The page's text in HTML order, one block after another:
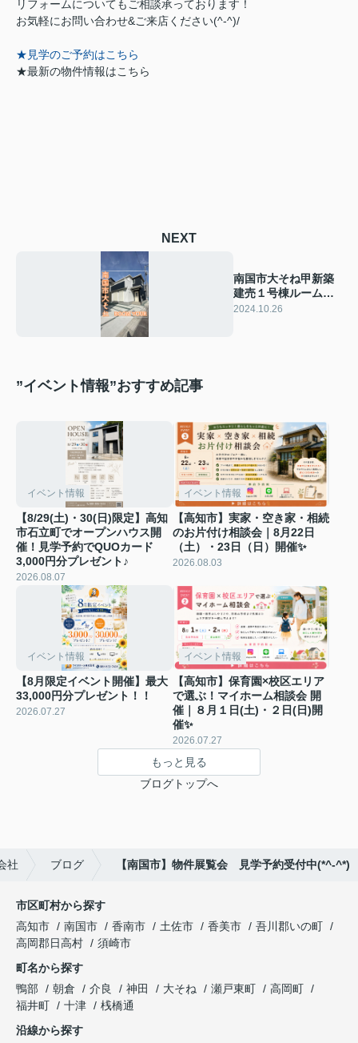
リフォームについてもご相談承っております！
お気軽にお問い合わせ&ご来店ください‍(^-^)/
★見学のご予約はこちら
★最新の物件情報はこちら
NEXT
南国市大そね甲新築
建売１号棟ルームツ
アー
2024.10.26
”イベント情報”おすすめ記事
イベント情報
【8/29(土)・30(日)限定】高知
市石立町でオープンハウス開
催！見学予約でQUOカード
3,000円分プレゼント♪
2026.08.07
イベント情報
【高知市】実家・空き家・相続
のお片付け相談会｜8月22日
（土）・23日（日）開催✨
2026.08.03
イベント情報
【8月限定イベント開催】最大
33,000円分プレゼント！！
2026.07.27
イベント情報
【高知市】保育園×校区エリア
で選ぶ！マイホーム相談会 開
催｜８月１日(土)・２日(日)開
催✨
2026.07.27
もっと見る
ブログトップへ
社 ブログ 【南国市】物件展覧会 見学予約受付中(*^-^*)
市区町村から探す
高知市
南国市 香南市 土佐市 香美市
吾川郡いの町
高岡郡日高村
須崎市
町名から探す
鴨部
朝倉 介良 神田 大そね 瀬戸東町
高岡町
福井町
十津
桟橋通
沿線から探す